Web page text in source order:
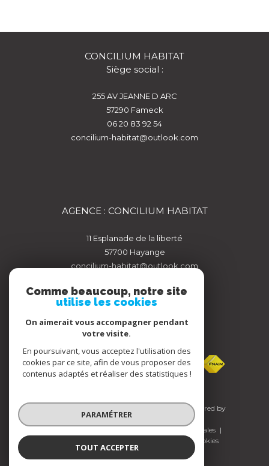
CONCILIUM HABITAT
Siège social :
255 AV JEANNE D ARC
57290
fameck
06 20 83 92 54
concilium-habitat@outlook.com
AGENCE : CONCILIUM HABITAT
11 Esplanade de la liberté
57700
hayange
concilium-habitat@outlook.com
ADHÉRENTS
© 2026 | Tous droits réservés | Traduction powered by
Google |
Mentions légales
Cookies
Comme beaucoup, notre site
utilise les cookies
On aimerait vous accompagner pendant
votre visite.
En poursuivant, vous acceptez l'utilisation des
cookies par ce site, afin de vous proposer des
contenus adaptés et réaliser des statistiques !
PARAMÉTRER
TOUT ACCEPTER